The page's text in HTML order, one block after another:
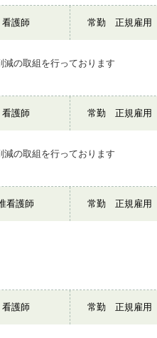
看護師 常勤 正規雇用
の取組を行っております
看護師 常勤 正規雇用
の取組を行っております
看護師 常勤 正規雇用
看護師 常勤 正規雇用